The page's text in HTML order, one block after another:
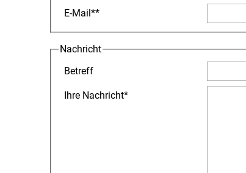
E-Mail**
Nachricht
Betreff
Ihre Nachricht*